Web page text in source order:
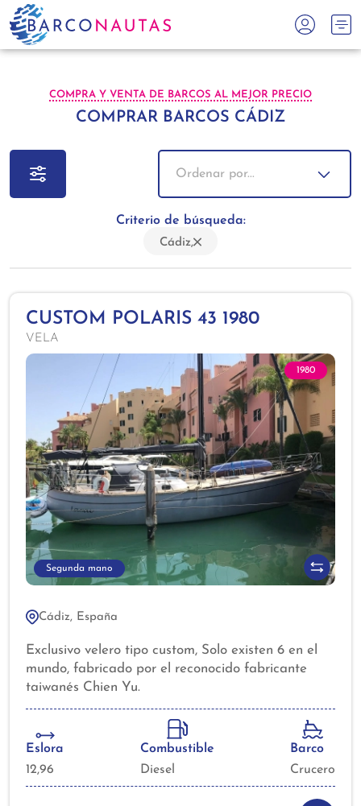
COMPRA Y VENTA DE BARCOS AL MEJOR PRECIO
COMPRAR BARCOS CÁDIZ
Criterio de búsqueda:
Cádiz,
Ordenar por...
1980
Segunda mano
CUSTOM POLARIS 43 1980
VELA
Cádiz, España
Exclusivo velero tipo custom, Solo existen 6 en el
mundo, fabricado por el reconocido fabricante
taiwanés Chien Yu.
Eslora
12,96
Combustible
Diesel
Barco
Crucero